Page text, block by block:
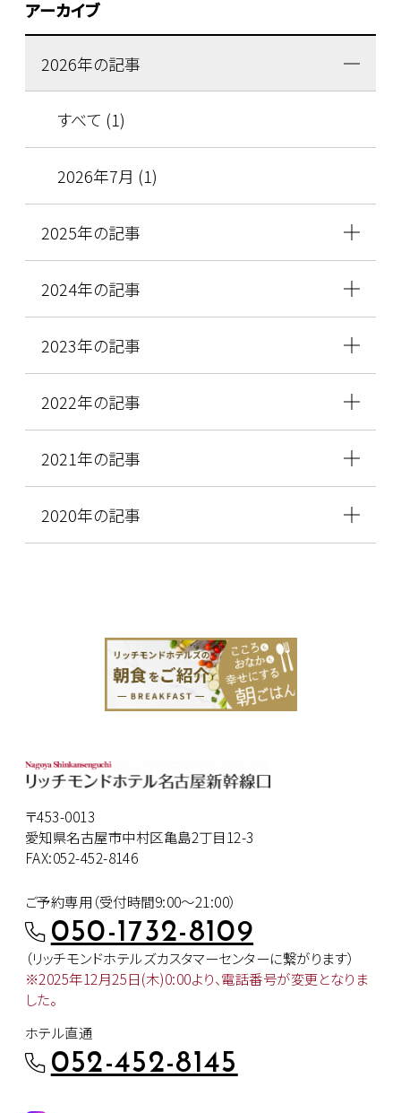
アーカイブ
2026年の記事
すべて (1)
2026年7月 (1)
2025年の記事
2024年の記事
2023年の記事
2022年の記事
2021年の記事
2020年の記事
〒453-0013
愛知県名古屋市中村区亀島2丁目12-3
FAX:052-452-8146
ご予約専用（受付時間9:00～21:00）
050-1732-8109
（リッチモンドホテルズカスタマーセンターに繋がります）
※2025年12月25日(木)0:00より、電話番号が変更となりま
した。
ホテル直通
052-452-8145